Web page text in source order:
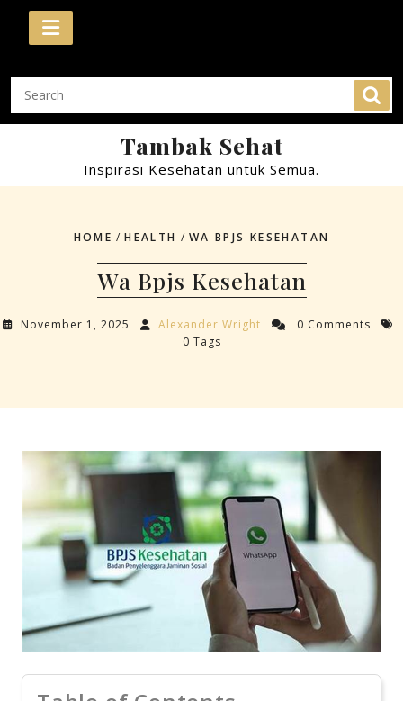
Skip
Tambak Sehat
Inspirasi Kesehatan untuk Semua.
HOME /HEALTH / WA BPJS KESEHATAN
Wa Bpjs Kesehatan
November 1, 2025 Alexander Wright
0 Comments
0 Tags